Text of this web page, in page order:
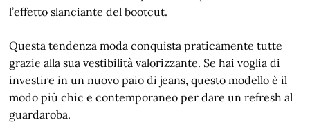
l’effetto slanciante del bootcut.
Questa tendenza moda conquista praticamente tutte
grazie alla sua vestibilità valorizzante. Se hai voglia di
investire in un nuovo paio di jeans, questo modello è il
modo più chic e contemporaneo per dare un refresh al
guardaroba.